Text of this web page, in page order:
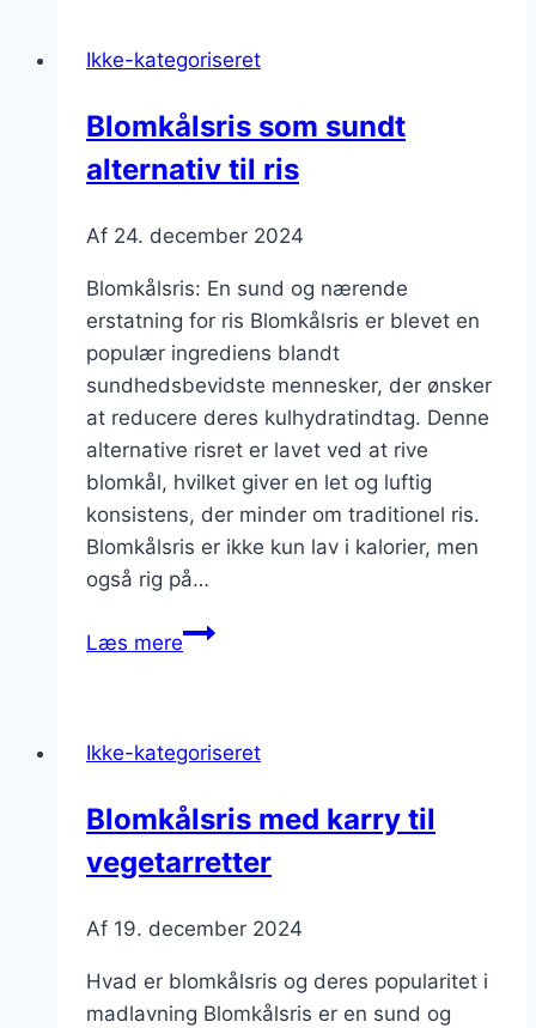
sesamolie
Ikke-kategoriseret
Blomkålsris som sundt
alternativ til ris
Af 24. december 2024
Blomkålsris: En sund og nærende
erstatning for ris Blomkålsris er blevet en
populær ingrediens blandt
sundhedsbevidste mennesker, der ønsker
at reducere deres kulhydratindtag. Denne
alternative risret er lavet ved at rive
blomkål, hvilket giver en let og luftig
konsistens, der minder om traditionel ris.
Blomkålsris er ikke kun lav i kalorier, men
også rig på…
Læs mereBlomkålsris
til
Ikke-kategoriseret
Blomkålsris med karry til
vegetarretter
Af 19. december 2024
Hvad er blomkålsris og deres popularitet i
madlavning Blomkålsris er en sund og